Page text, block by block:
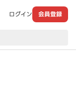
ログイン 会員登録